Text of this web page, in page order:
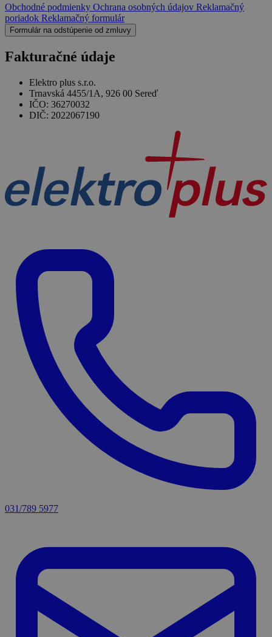
Obchodné podmienky Ochrana osobných údajov Reklamačný
poriadok Reklamačný formulár
Formulár na odstúpenie od zmluvy
Fakturačné údaje
Elektro plus s.r.o.
Trnavská 4455/1A, 926 00 Sereď
IČO: 36270032
DIČ: 2022067190
031/789 5977